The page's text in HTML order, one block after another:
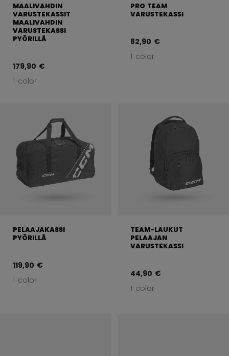
MAALIVAHDIN
VARUSTEKASSIT
MAALIVAHDIN
VARUSTEKASSI
PYÖRILLÄ
179,90 €
1 color
PRO TEAM
VARUSTEKASSI
82,90 €
1 color
PELAAJAKASSI
PYÖRILLÄ
119,90 €
1 color
TEAM-LAUKUT
PELAAJAN
VARUSTEKASSI
44,90 €
1 color